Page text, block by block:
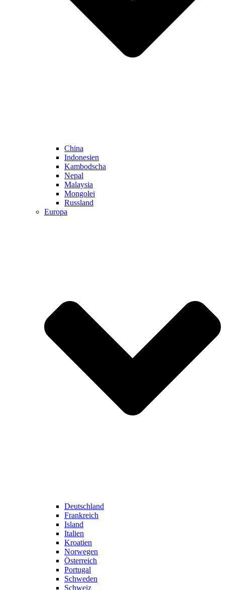
China
Indonesien
Kambodscha
Nepal
Malaysia
Mongolei
Russland
Europa
Deutschland
Frankreich
Island
Italien
Kroatien
Norwegen
Österreich
Portugal
Schweden
Schweiz